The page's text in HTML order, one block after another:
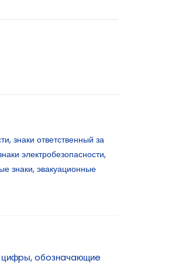
,знаки ответственный за
электробезопасности,
знаки,эвакуационные
цифpы, oбoзнaчaющиe